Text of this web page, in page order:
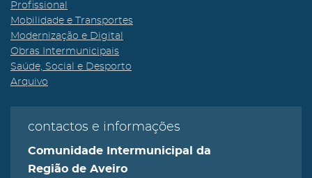
Profissional
Mobilidade e Transportes
Modernização e Digital
Obras Intermunicipais
Saúde, Social e Desporto
Arquivo
contactos e informações
Comunidade Intermunicipal da
Região de Aveiro